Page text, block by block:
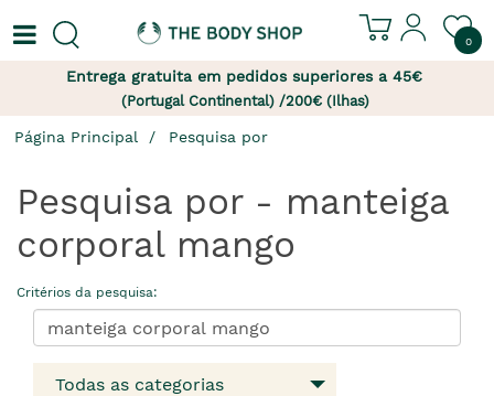
0
Entrega gratuita em pedidos superiores a 45€
(Portugal Continental) /200€ (Ilhas)
Página Principal Pesquisa por
Pesquisa por - manteiga
corporal mango
Critérios da pesquisa:
Todas as categorias